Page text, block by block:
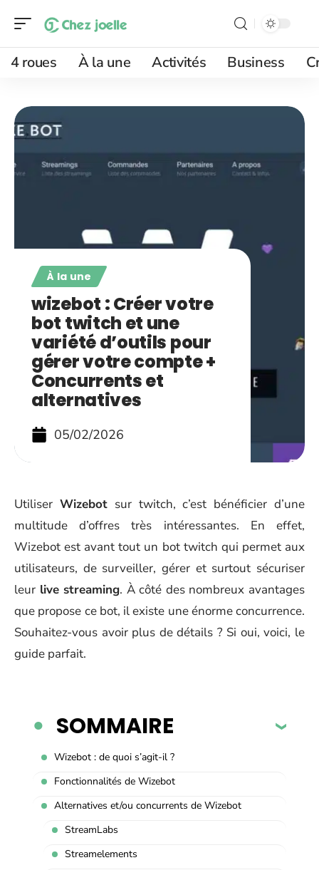
4 roues À la une Activités Business
À la une
wizebot : Créer votre
bot twitch et une
variété d’outils pour
gérer votre compte +
Concurrents et
alternatives
05/02/2026
Utiliser Wizebotsur twitch, c’est bénéficier d’une
multitude d’offres très intéressantes. En effet,
Wizebot est avant tout un bot twitch qui permet aux
utilisateurs, de surveiller, gérer et surtout sécuriser
leur live streaming. À côté des nombreux avantages
que propose ce bot, il existe une énorme concurrence.
Souhaitez-vous avoir plus de détails ? Si oui, voici, le
guide parfait.
SOMMAIRE
Wizebot : de quoi s’agit-il ?
Fonctionnalités de Wizebot
Alternatives et/ou concurrents de Wizebot
StreamLabs
Streamelements